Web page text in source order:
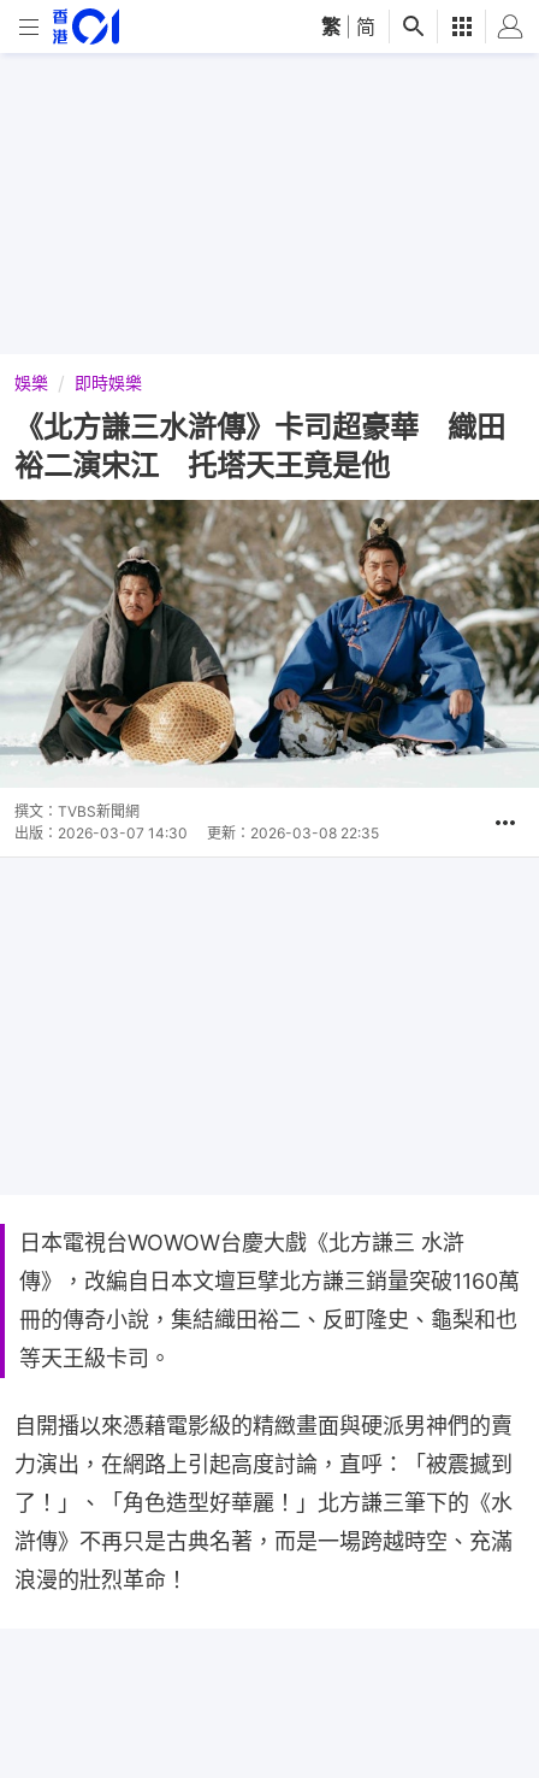
繁 简
娛樂 即時娛樂
《北方謙三水滸傳》卡司超豪華 織田
裕二演宋江 托塔天王竟是他
撰文： TVBS新聞網
出版： 2026-03-07 14:30 更新： 2026-03-08 22:35
日本電視台WOWOW台慶大戲《北方謙三 水滸
傳》，改編自日本文壇巨擘北方謙三銷量突破1160萬
冊的傳奇小說，集結織田裕二、反町隆史、龜梨和也
等天王級卡司。
自開播以來憑藉電影級的精緻畫面與硬派男神們的賣
力演出，在網路上引起高度討論，直呼：「被震撼到
了！」、「角色造型好華麗！」北方謙三筆下的《水
滸傳》不再只是古典名著，而是一場跨越時空、充滿
浪漫的壯烈革命！